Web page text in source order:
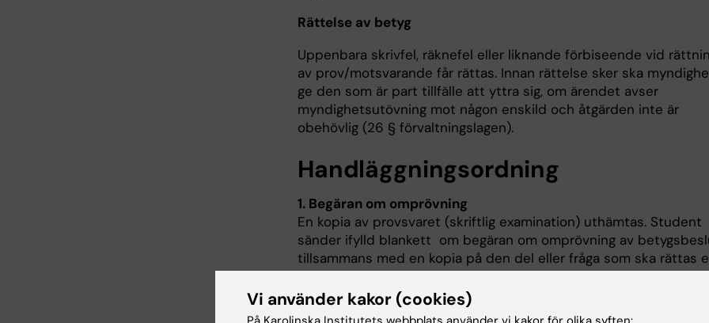
Rättelse av betyg
Uppenbara skrivfel, räknefel eller liknande förbiseende vid
av prov/motsvarande får rättas. Innan rättelse sker ska
ge den som är part tillfälle att yttra sig, om ärendet avser
myndighetsutövning mot någon enskild och åtgärden inte är
obehövlig (26 § förvaltningslagen).
Handläggningsordning
1. Begäran om omprövning
En kopia av provsvaret (skriftlig examination) uthämtas. Student
sänder ifylld blankett om begäran om omprövning av
tillsammans med en kopia på den del eller fråga som ska rättas
omprövas till kursens examinator. Giltigt skäl och motivering till
begäran om omprövning skall anges. Diarieföring och arkivering
enligt gällande rutin.
Vi använder kakor (cookies)